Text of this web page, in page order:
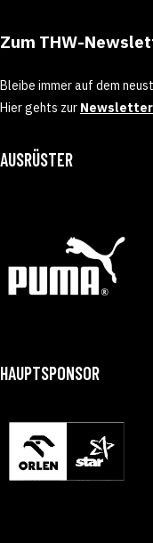
Zum THW-
Bleibe immer auf dem
Hier gehts zur
AUSRÜSTER
HAUPTSPONSOR